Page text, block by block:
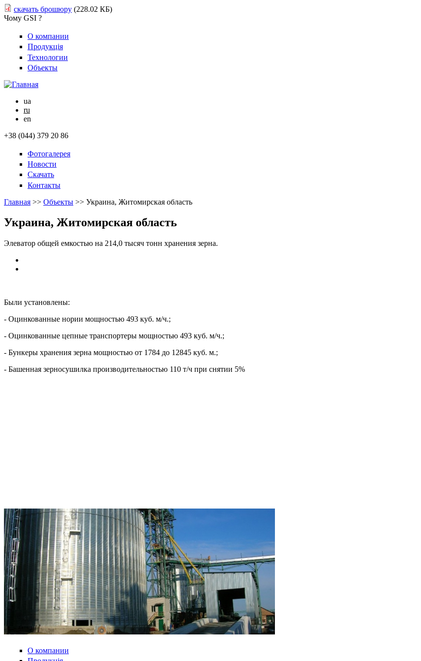
скачать брошюру (228.02 КБ)
Чому GSI ?
О компании
Продукція
Технологии
Объекты
ua
ru
en
+38 (044) 379 20 86
Фотогалерея
Новости
Скачать
Контакты
Главная >> Объекты >> Украина, Житомирская область
Украина, Житомирская область
Элеватор общей емкостью на 214,0 тысяч тонн хранения зерна.
Были установлены:
- Оцинкованные нории мощностью 493 куб. м/ч.;
- Оцинкованные цепные транспортеры мощностью 493 куб. м/ч.;
- Бункеры хранения зерна мощностью от 1784 до 12845 куб. м.;
- Башенная зерносушилка производительностью 110 т/ч при снятии 5%
О компании